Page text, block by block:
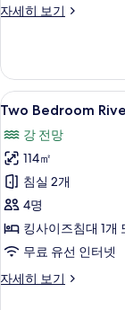
기
자세히 보기
Deluxe
세
히
보
Two
Bedroom
River
View
Chao
Phraya
Suite
사
진
모
5
Two Bedroom
강 전망
114㎡
침실 2개
4명
킹사이즈침대 1개
무료 유선 인터넷
자세히 보기
Two